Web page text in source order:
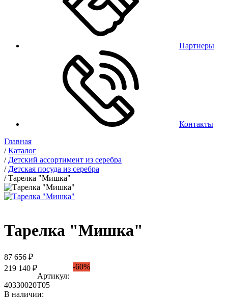
Партнеры
Контакты
Главная
/Каталог
/ Детский ассортимент из серебра
/ Детская посуда из серебра
/Тарелка "Мишка"
Тарелка "Мишка"
87 656 ₽
219 140 ₽
-60%
Артикул:
40330020Т05
В наличии: